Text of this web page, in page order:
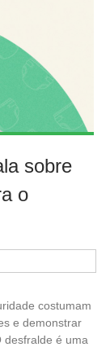
sobre
o
costumam
e demonstrar
é uma